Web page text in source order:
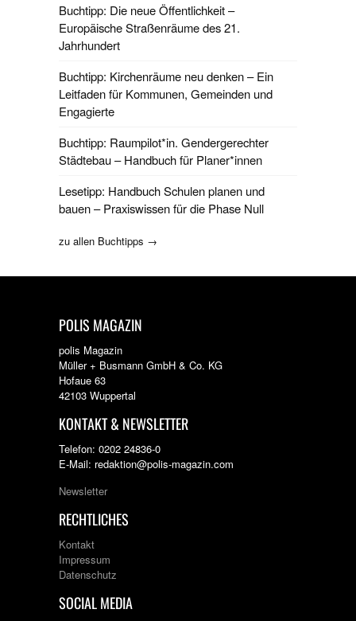
Buchtipp: Die neue Öffentlichkeit –
Europäische Straßenräume des 21.
Jahrhundert
Buchtipp: Kirchenräume neu denken – Ein
Leitfaden für Kommunen, Gemeinden und
Engagierte
Buchtipp: Raumpilot*in. Gendergerechter
Städtebau – Handbuch für Planer*innen
Lesetipp: Handbuch Schulen planen und
bauen – Praxiswissen für die Phase Null
zu allen Buchtipps →
POLIS MAGAZIN
polis Magazin
Müller + Busmann GmbH & Co. KG
Hofaue 63
42103 Wuppertal
KONTAKT & NEWSLETTER
Telefon: 0202 24836-0
E-Mail: redaktion@polis-magazin.com
Newsletter
RECHTLICHES
Kontakt
Impressum
Datenschutz
SOCIAL MEDIA